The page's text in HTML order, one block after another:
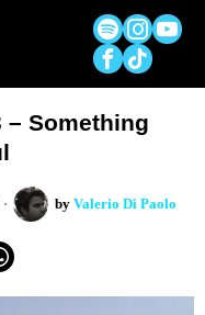
– Something
by Valerio Di Paolo